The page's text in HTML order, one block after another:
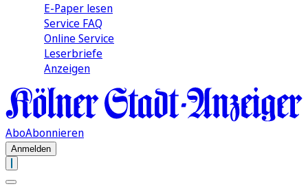
E-Paper lesen
Service FAQ
Online Service
Leserbriefe
Anzeigen
AboAbonnieren
Anmelden